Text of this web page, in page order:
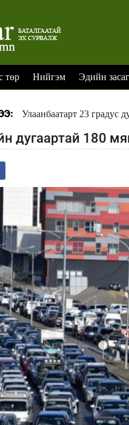
төр Нийгэм Эдийн засаг
Улаанбаатарт 23 градус
дугаартай 180